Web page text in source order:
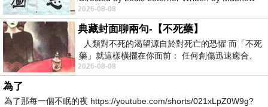
Robinson Starring Greta Lee Wa
2026-08-08
典藏封面聊兩句-【不死藥】
人類對不死的渴望源自於對死亡的恐懼 而「不死
藥」就這樣橫擺在你面前： 任何創傷迅速癒合、
停止衰老、痛覺消失…堪
2026-08-08
為了
為了那每一個不眠的夜 https://youtube.com/shorts/021xLpZ0W9g?